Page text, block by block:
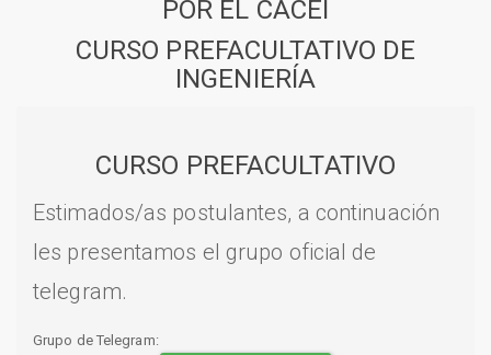
POR EL CACEI
CURSO PREFACULTATIVO DE
INGENIERÍA
CURSO PREFACULTATIVO
Estimados/as postulantes, a continuación
les presentamos el grupo oficial de
telegram.
Grupo de Telegram: